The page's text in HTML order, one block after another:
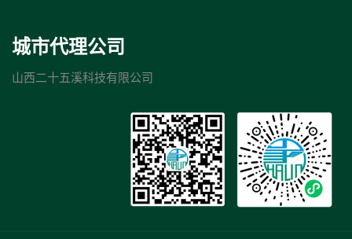
城市代理公司
山西二十五溪科技有限公司